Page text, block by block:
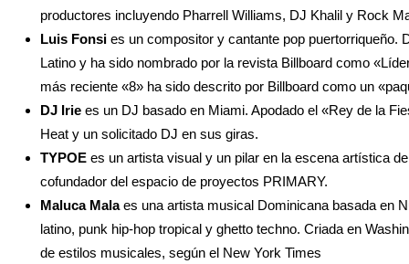
productores incluyendo Pharrell Williams, DJ Khalil y Rock
Luis Fonsies un compositor y cantante pop puertorriqueño.
Latino y ha sido nombrado por la revista Billboard como
más reciente «8» ha sido descrito por Billboard como un
DJ Iriees un DJ basado en Miami. Apodado el «Rey de la
Heat y un solicitado DJ en sus giras.
TYPOEes un artista visual y un pilar en la escena artística
cofundador del espacio de proyectos PRIMARY.
Maluca Malaes una artista musical Dominicana basada en
latino, punk hip-hop tropical y ghetto techno. Criada en
de estilos musicales, según el New York Times